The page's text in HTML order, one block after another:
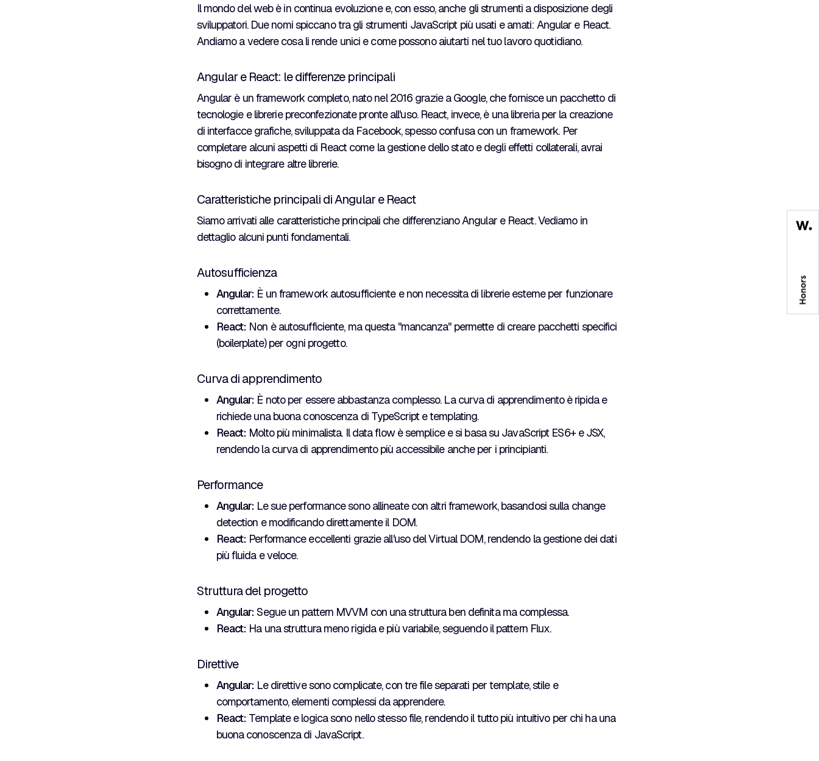
Il mondo del web è in continua evoluzione e, con esso, anche gli strumenti a disposizione degli
sviluppatori. Due nomi spiccano tra gli strumenti JavaScript più usati e amati: Angular e React.
Andiamo a vedere cosa li rende unici e come possono aiutarti nel tuo lavoro quotidiano.
Angular e React: le differenze principali
Angular è un framework completo, nato nel 2016 grazie a Google, che fornisce un pacchetto di
tecnologie e librerie preconfezionate pronte all'uso. React, invece, è una libreria per la creazione
di interfacce grafiche, sviluppata da Facebook, spesso confusa con un framework. Per
completare alcuni aspetti di React come la gestione dello stato e degli effetti collaterali, avrai
bisogno di integrare altre librerie.
Caratteristiche principali di Angular e React
Siamo arrivati alle caratteristiche principali che differenziano Angular e React. Vediamo in
dettaglio alcuni punti fondamentali.
Autosufficienza
Angular: È un framework autosufficiente e non necessita di librerie esterne per funzionare
correttamente.
React: Non è autosufficiente, ma questa "mancanza" permette di creare pacchetti specifici
(boilerplate) per ogni progetto.
Curva di apprendimento
Angular: È noto per essere abbastanza complesso. La curva di apprendimento è ripida e
richiede una buona conoscenza di TypeScript e templating.
React: Molto più minimalista. Il data flow è semplice e si basa su JavaScript ES6+ e JSX,
rendendo la curva di apprendimento più accessibile anche per i principianti.
Performance
Angular: Le sue performance sono allineate con altri framework, basandosi sulla change
detection e modificando direttamente il DOM.
React: Performance eccellenti grazie all'uso del Virtual DOM, rendendo la gestione dei dati
più fluida e veloce.
Struttura del progetto
Angular: Segue un pattern MVVM con una struttura ben definita ma complessa.
React: Ha una struttura meno rigida e più variabile, seguendo il pattern Flux.
Direttive
Angular: Le direttive sono complicate, con tre file separati per template, stile e
comportamento, elementi complessi da apprendere.
React: Template e logica sono nello stesso file, rendendo il tutto più intuitivo per chi ha una
buona conoscenza di JavaScript.